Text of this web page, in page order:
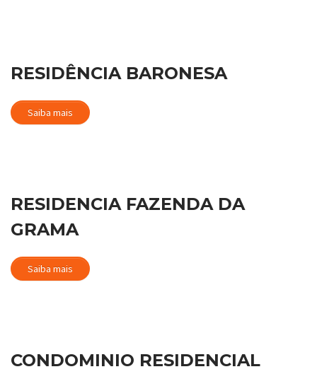
RESIDÊNCIA BARONESA
Saiba mais
RESIDENCIA FAZENDA DA
GRAMA
Saiba mais
CONDOMINIO RESIDENCIAL